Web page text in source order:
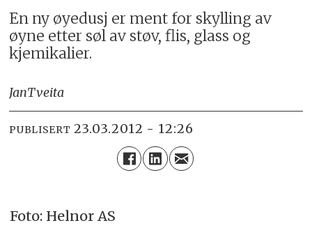
En ny øyedusj er ment for skylling av
øyne etter søl av støv, flis, glass og
kjemikalier.
JanTveita
PUBLISERT 23.03.2012 - 12:26
Foto: Helnor AS